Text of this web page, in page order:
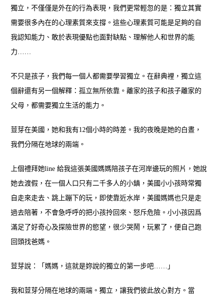
獨立，不僅僅是外在的行為表現，我們更常輕忽的是：獨立其實
需要很多內在的心理素質來支撐。這些心理素質可能是足夠的自
我認知能力、敢於表現優點也面對缺點、理解他人和世界的能
力……
不只是孩子，我們每一個人都需要學習獨立。在辭典裡，獨立這
個辭還有另一個解釋：孤立無所依靠。離家的孩子和孩子離家的
父母，都需要獨立生活的能力。
荳芽在美國，她和我有12個小時的時差。我的夜晚是她的白晝，
我們分隔在地球的兩端。
上個禮拜她line 給我這張美國媽媽陪孩子在河岸邊玩的照片，她說
她去渡假，在一個人口只有二千多人的小鎮，美國小小孩時常獨
自走來走去、跳上蹦下的玩，即使靠近水岸，美國媽媽也只是走
過去陪著，不會急呼呼的把小孩拎回來、怒斥危險。小小孩因爲
滿足了好奇心及探險世界的慾望，很少哭鬧，玩累了，便自己跑
回頭找爸媽。
荳芽說：「媽媽，這就是妳說的獨立的第一步吧……」
我和荳芽分隔在地球的兩端。獨立，讓我們彼此放心對方。當